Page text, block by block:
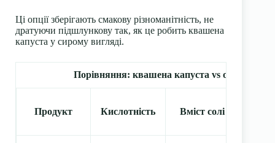
Ці опції зберігають смакову різноманітність, не
дратуючи підшлункову так, як це робить квашена
капуста у сирому вигляді.
Порівняння: квашена капуста vs оброблені
Продукт Кислотність Вміст солі